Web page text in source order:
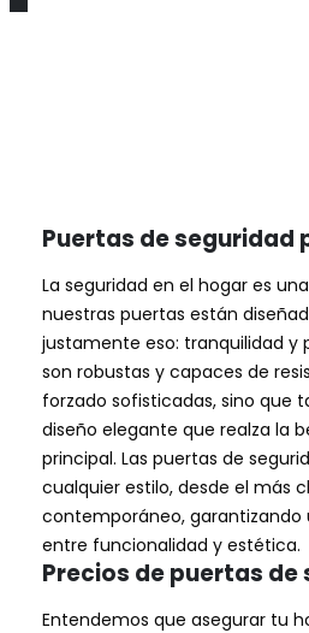
Puertas de seguridad
La seguridad en el hogar es
nuestras puertas están
justamente eso: tranquilidad y
son robustas y capaces de
forzado sofisticadas, sino que
diseño elegante que realza la
principal. Las puertas de
cualquier estilo, desde el más
contemporáneo,
entre funcionalidad y estética.
Precios de puertas de
Entendemos que asegurar tu